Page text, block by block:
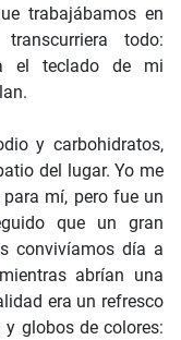
trabajábamos en
todo:
el teclado de mi
y carbohidratos,
del lugar. Yo me
mí, pero fue un
que un gran
convivíamos día a
abrían una
era un refresco
globos de colores: